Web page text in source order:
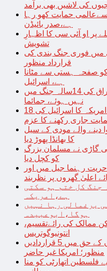
کی لاشیں بھی برآمد
حمایت کھو رہا
ہے،صدر بائیڈن
پر او آئی سی کا اظہارِ
تشویش
میں فوری جنگ بندی کی
قرارداد منظور
صفحہ ہستی سے مٹانا
ہے، اسرائیل
غزہ میں جتنے بچے قتل ہوئے اُتنےعراق کی 14سالہ جنگ میں
نہیں ہوئے، جمائما
18 ہزار سے زائدفلسطینی شہید، امریکہ کا اسرائیل کی
جاری رکھنے کا عزم
دینے والے مودی کے سیل
کا بھانڈا پھوڑ دیا
گاڑی نے مسلمان بزرگ
کو کچل دیا
رہنما جیل میں اور
اعلیٰ گھروں پر نظربند
جنگ کل ختم ہو سکتی
ہے،امریکہ
یرغمالی رہا نہیں
ہوگا،ابوعبیدہ
ممالک کی رائےتقسیم،
انتونیوگوتریس
اقوام متحدہ میں فلسطینیوں کے حق میں 5 قراردادیں
منظور؛ امریکا غیر حاضر
اتھارٹی کو منا